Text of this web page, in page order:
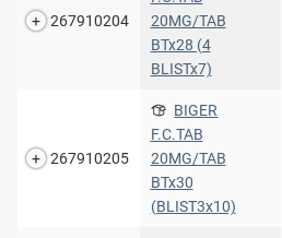
267910204
20MG/TAB
BTx28 (4
BLISTx7)
267910205
BIGER
F.C.TAB
20MG/TAB
BTx30
(BLIST3x10)